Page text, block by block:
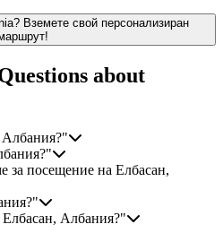
Вземете свой персонализиран
about
Албания?"
за посещение на Елбасан,
Албания?"